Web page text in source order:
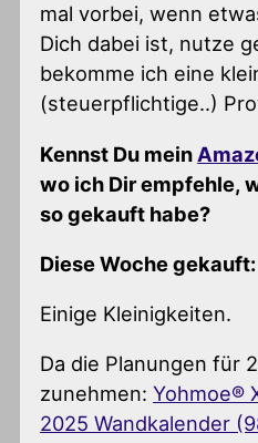
mal vorbei, wenn
Dich dabei ist, nutze
bekomme ich eine
(steuerpflichtige..)
Kennst Du mein
wo ich Dir empfehle,
so gekauft habe?
Diese Woche gekauft:
Einige Kleinigkeiten.
Da die Planungen für
zunehmen:Yohmoe®
2025 Wandkalender